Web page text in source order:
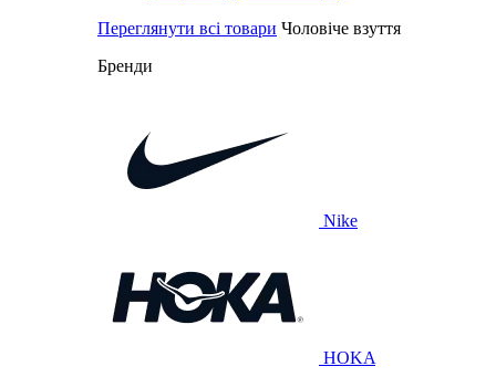
Переглянути всі товари Чоловіче взуття
Бренди
Nike
HOKA